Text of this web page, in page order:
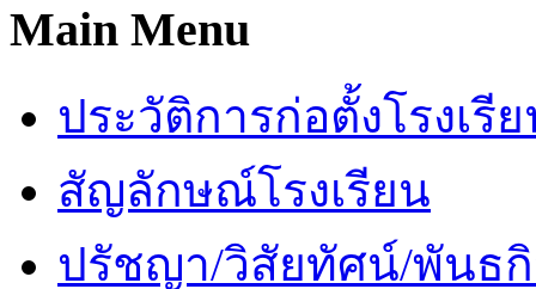
Main Menu
ประวัติการก่อตั้งโรงเรี
สัญลักษณ์โรงเรียน
ปรัชญา/วิสัยทัศน์/พันธ